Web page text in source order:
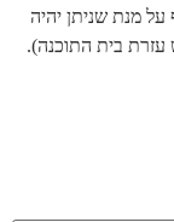
מנת שניתן יהיה
עזרת בית התוכנה).